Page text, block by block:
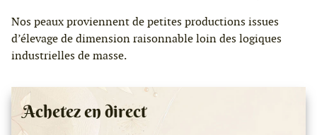
Nos peaux proviennent de petites productions issues
d’élevage de dimension raisonnable loin des logiques
industrielles de masse.
Achetez en direct